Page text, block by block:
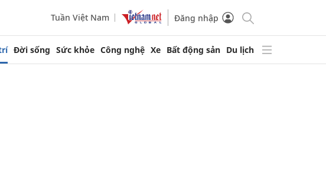
Tuần Việt Nam Đăng nhập
Đời sống Sức khỏe Công nghệ Xe Bất động sản Du lịch